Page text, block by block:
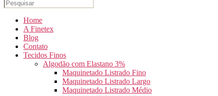
Home
A Finetex
Blog
Contato
Tecidos Finos
Algodão com Elastano 3%
Maquinetado Listrado Fino
Maquinetado Listrado Largo
Maquinetado Listrado Médio